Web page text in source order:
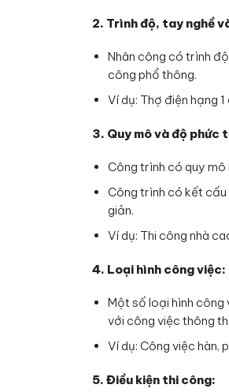
2. Trình độ, tay nghề
Nhân công có trình
công phổ thông.
Ví dụ: Thợ điện hạng
3. Quy mô và độ phức
Công trình có quy mô
Công trình có kết
giản.
Ví dụ: Thi công nhà
4. Loại hình công việc:
Một số loại hình công
với công việc thông
Ví dụ: Công việc hàn,
5. Điều kiện thi công: